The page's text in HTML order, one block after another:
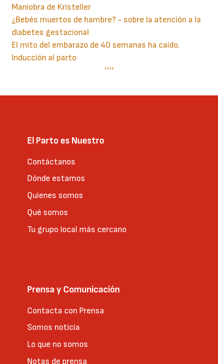
Maniobra de Kristeller
¿Bebés muertos de hambre? - sobre la atención a la
diabetes gestacional
El mito del embarazo de 40 semanas ha caído.
Inducción al parto
Página
‹‹Siguiente
››
El Parto es Nuestro
Contáctanos
Dónde estamos
Quienes somos
Qué somos
Tu grupo local más cercano
Prensa y Comunicación
Contacta con Prensa
Somos noticia
Lo que no somos
Notas de prensa